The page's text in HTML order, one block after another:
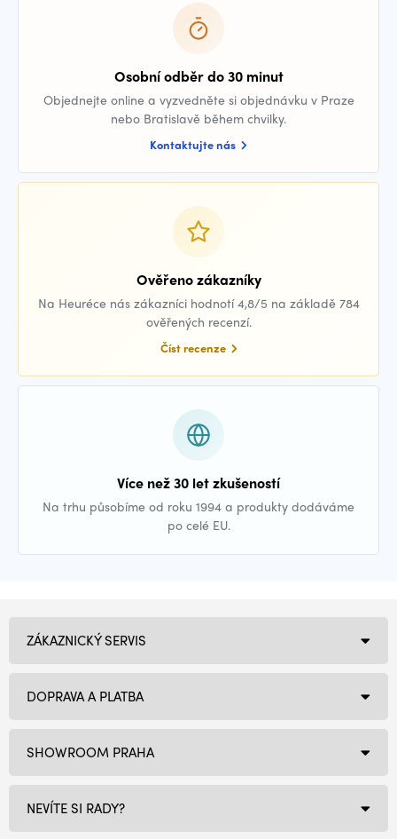
Osobní odběr do 30 minut
Objednejte online a vyzvedněte si objednávku v Praze
nebo Bratislavě během chvilky.
Kontaktujte nás
Ověřeno zákazníky
Na Heuréce nás zákazníci hodnotí 4,8/5 na základě 784
ověřených recenzí.
Číst recenze
Více než 30 let zkušeností
Na trhu působíme od roku 1994 a produkty dodáváme
po celé EU.
SHOWROOM PRAHA
NEVÍTE SI RADY?
ZÁKAZNICKÝ SERVIS
DOPRAVA A PLATBA